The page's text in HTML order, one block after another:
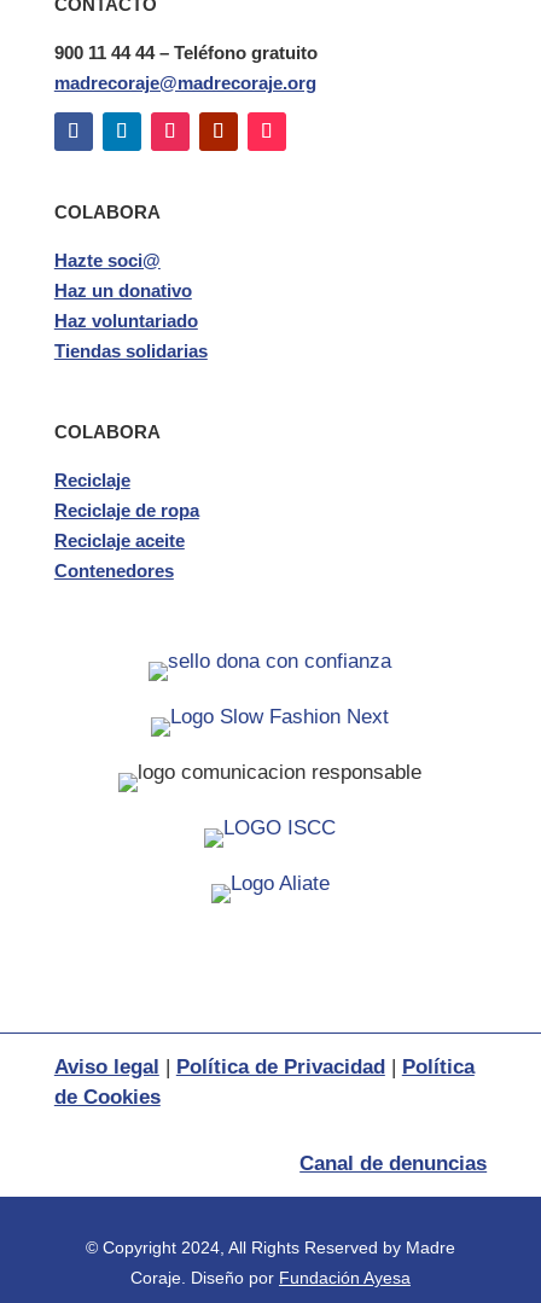
CONTACTO
900 11 44 44 – Teléfono gratuito
madrecoraje@madrecoraje.org
COLABORA
Hazte soci@
Haz un donativo
Haz voluntariado
Tiendas solidarias
COLABORA
Reciclaje
Reciclaje de ropa
Reciclaje aceite
Contenedores
Aviso legal | Política de Privacidad | Política
de Cookies
Canal de denuncias
© Copyright 2024, All Rights Reserved by Madre
Coraje. Diseño por Fundación Ayesa